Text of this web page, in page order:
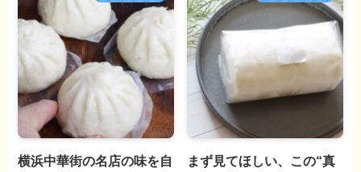
横浜中華街の名店の味を自
まず見てほしい、この“真